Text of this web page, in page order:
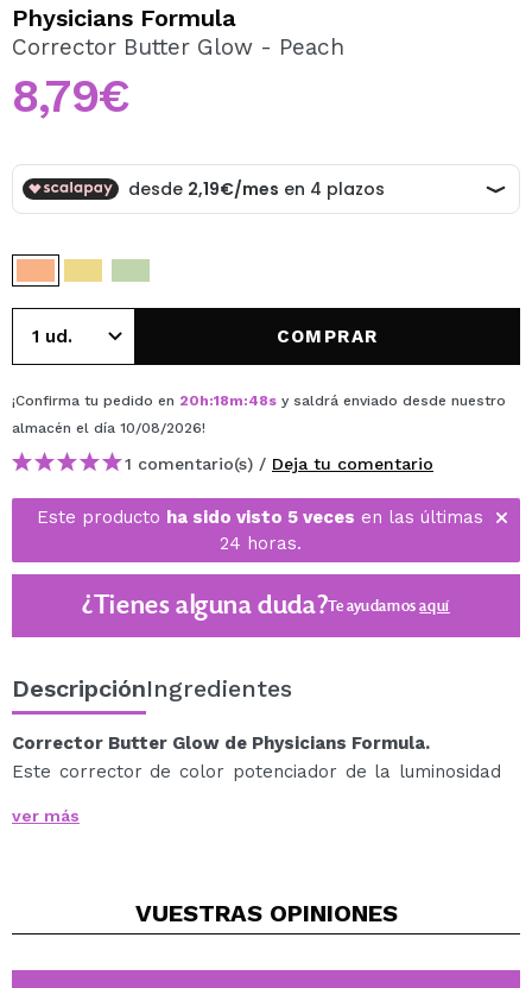
Al crear una cuenta en Maquillalia.com podrás realizar
tus compras rápidamente, revisar el estado de tus
pedidos y consultar tus operaciones anteriores.
CREAR CUENTA
Physicians Formula
Corrector Butter Glow - Peach
8,79€
COMPRAR
¡Confirma tu pedido en 20h:18m:48s y saldrá enviado desde nuestro
almacén el día 10/08/2026!
1 comentario(s) / Deja tu comentario
Este producto ha sido visto 5 veces en las últimas
24 horas.
¿Tienes alguna duda?Te ayudamosaquí
DescripciónIngredientes
Corrector Butter Glow de Physicians Formula.
Este corrector de color potenciador de la luminosidad
imperfecciones.
microminerales iluminadores proporcionan un acabado
Equipado con un aplicador de doble punta, se aplica
ver más
VUESTRAS OPINIONES